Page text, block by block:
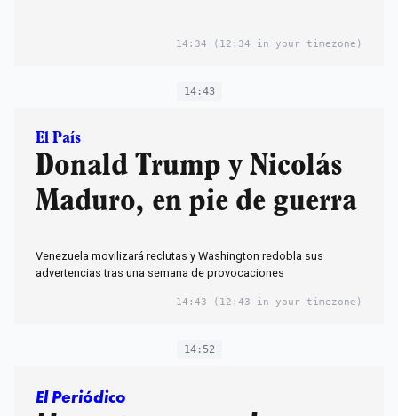
14:34 (12:34 in your timezone)
14:43
El País
Donald Trump y Nicolás
Maduro, en pie de guerra
Venezuela movilizará reclutas y Washington redobla sus
advertencias tras una semana de provocaciones
14:43 (12:43 in your timezone)
14:52
El Periódico